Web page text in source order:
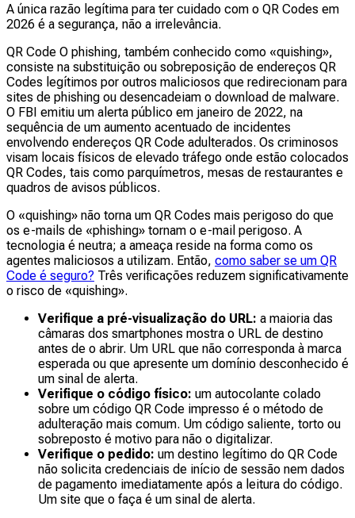
A única razão legítima para ter cuidado com o QR Codes em
2026 é a segurança, não a irrelevância.
QR Code O phishing, também conhecido como «quishing»,
consiste na substituição ou sobreposição de endereços QR
Codes legítimos por outros maliciosos que redirecionam para
sites de phishing ou desencadeiam o download de malware.
O FBI emitiu um alerta público em janeiro de 2022, na
sequência de um aumento acentuado de incidentes
envolvendo endereços QR Code adulterados. Os criminosos
visam locais físicos de elevado tráfego onde estão colocados
QR Codes, tais como parquímetros, mesas de restaurantes e
quadros de avisos públicos.
O «quishing» não torna um QR Codes mais perigoso do que
os e-mails de «phishing» tornam o e-mail perigoso. A
tecnologia é neutra; a ameaça reside na forma como os
agentes maliciosos a utilizam. Então, como saber se um QR
Code é seguro? Três verificações reduzem significativamente
o risco de «quishing».
Verifique a pré-visualização do URL: a maioria das
câmaras dos smartphones mostra o URL de destino
antes de o abrir. Um URL que não corresponda à marca
esperada ou que apresente um domínio desconhecido é
um sinal de alerta.
Verifique o código físico: um autocolante colado
sobre um código QR Code impresso é o método de
adulteração mais comum. Um código saliente, torto ou
sobreposto é motivo para não o digitalizar.
Verifique o pedido: um destino legítimo do QR Code
não solicita credenciais de início de sessão nem dados
de pagamento imediatamente após a leitura do código.
Um site que o faça é um sinal de alerta.